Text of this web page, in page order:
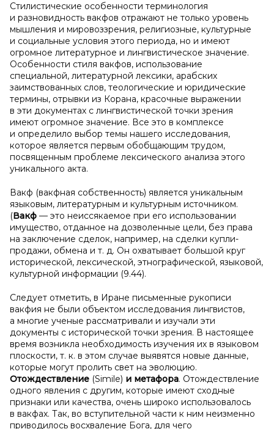
Стилистические особенности терминология
и разновидность вакфов отражают не только уровень
мышления и мировоззрения, религиозные, культурные
и социальные условия этого периода, но и имеют
огромное литературное и лингвистическое значение.
Особенности стиля вакфов, использование
специальной, литературной лексики, арабских
заимствованных слов, теологические и юридические
термины, отрывки из Корана, красочные выражении
в эти документах с лингвистической точки зрения
имеют огромное значение. Все это в комплексе
и определило выбор темы нашего исследования,
которое является первым обобщающим трудом,
посвященным проблеме лексического анализа этого
уникального акта.
Вакф (вакфная собственность) является уникальным
языковым, литературным и культурным источником.
(Вакф — это неиссякаемое при его использовании
имущество, отданное на дозволенные цели, без права
на заключение сделок, например, на сделки купли-
продажи, обмена и т. д. Он охватывает большой круг
исторической, лексической, этнографической, языковой,
культурной информации (9.44).
Следует отметить, в Иране письменные рукописи
вакфия не были объектом исследования лингвистов,
а многие ученые рассматривали и изучали эти
документы с исторической точки зрения. В настоящее
время возникла необходимость изучения их в языковом
плоскости, т. к. в этом случае выявятся новые данные,
которые могут пролить свет на эволюцию.
Отождествление (Simile) и метафора. Отождествление
одного явления с другим, которые имеют сходные
признаки или качества, очень широко использовалось
в вакфах. Так, во вступительной части к ним неизменно
приводилось восхваление Бога, для чего